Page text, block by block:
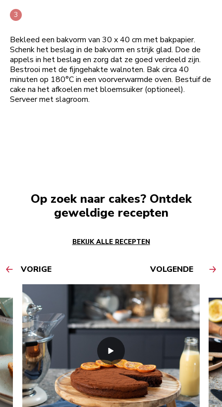
Bekleed een bakvorm van 30 x 40 cm met bakpapier.
Schenk het beslag in de bakvorm en strijk glad. Doe de
appels in het beslag en zorg dat ze goed verdeeld zijn.
Bestrooi met de fijngehakte walnoten. Bak circa 40
minuten op 180°C in een voorverwarmde oven. Bestuif de
cake na het afkoelen met bloemsuiker (optioneel).
Serveer met slagroom.
Op zoek naar cakes? Ontdek
geweldige recepten
BEKIJK ALLE RECEPTEN
VORIGE VOLGENDE